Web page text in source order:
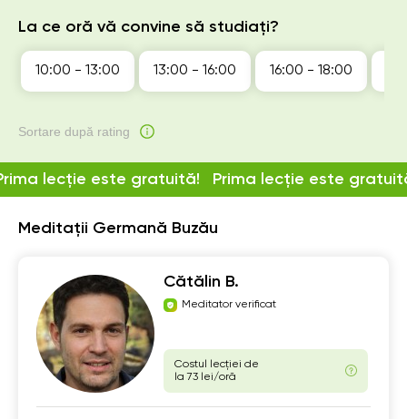
Meditații Germană Buzău
Cătălin B.
Meditator verificat
Costul lecției de
la 73 lei/oră
lecție este gratuită! Prima lecție este
La ce oră vă convine să studiați?
10:00 - 13:00 13:00 - 16:00 16:00 - 18:00
Sortare după rating